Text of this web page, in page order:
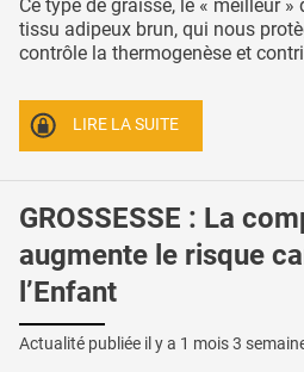
Ce type de graisse, le « meilleur
tissu adipeux brun, qui nous
contrôle la thermogenèse et
LIRE LA SUITE
GROSSESSE : La
augmente le risque
l’Enfant
Actualité publiée il y a 1 mois 3